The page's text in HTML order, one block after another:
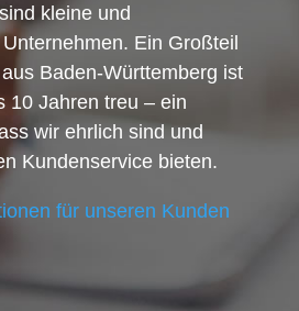
kleine und
Ein Großteil
Baden-Württemberg ist
10 Jahren treu – ein
wir ehrlich sind und
Kundenservice bieten.
für unseren Kunden